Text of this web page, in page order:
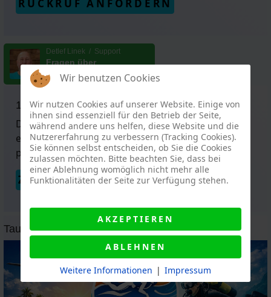
RÜCKRUF ANFORDERN
Detlef Linek / Support
Fragen über
WhatsApp
1:1 PERSONAL TRAINING
Du möchtest Deine Ausbildung individuell mit
einem Personal Trainer machen, der 1:1 für Dich
persönlich zur Verfügung steht?
ZUM INDIVIDUELLEN TRAINING
Tauchreisen
Wir benutzen Cookies
Wir nutzen Cookies auf unserer Website. Einige von
ihnen sind essenziell für den Betrieb der Seite,
während andere uns helfen, diese Website und die
Nutzererfahrung zu verbessern (Tracking Cookies).
Sie können selbst entscheiden, ob Sie die Cookies
zulassen möchten. Bitte beachten Sie, dass bei
einer Ablehnung womöglich nicht mehr alle
Funktionalitäten der Seite zur Verfügung stehen.
AKZEPTIEREN
ABLEHNEN
Weitere Informationen | Impressum